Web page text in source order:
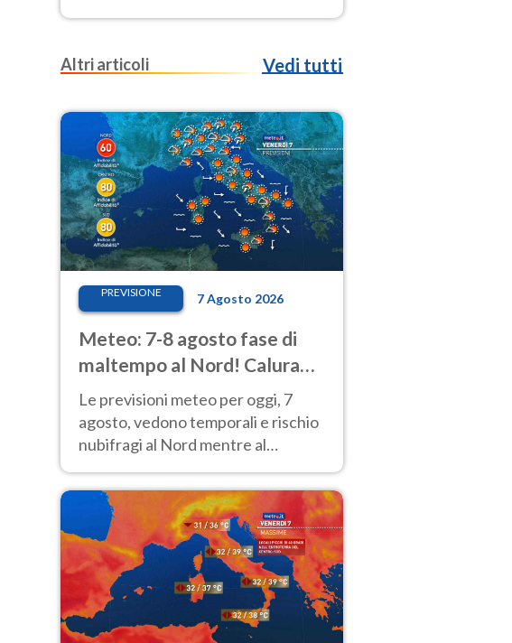
nuovo rinforzo dell’anticiclone
Altri articoli
Vedi tutti
PREVISIONE 7 Agosto 2026
Meteo: 7-8 agosto fase di
maltempo al Nord! Calura
fino a Ferragosto
Le previsioni meteo per oggi, 7
agosto, vedono temporali e rischio
nubifragi al Nord mentre al
molto intenso.